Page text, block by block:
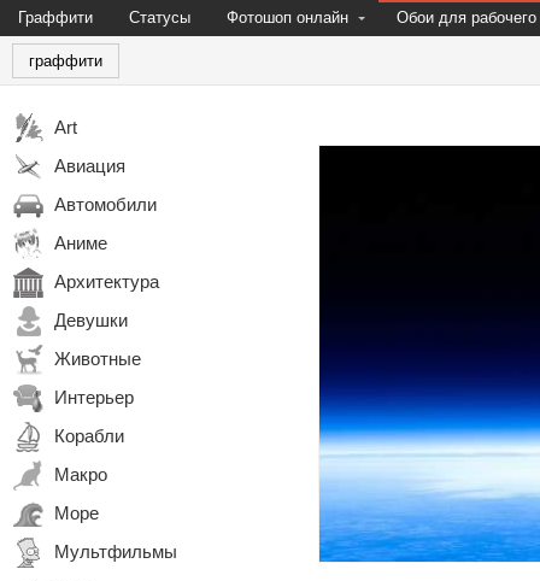
Граффити Статусы Фотошоп онлайн Обои для рабочего
граффити
Art
Авиация
Автомобили
Аниме
Архитектура
Девушки
Животные
Интерьер
Корабли
Макро
Море
Мультфильмы